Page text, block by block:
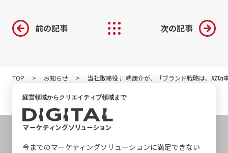
前の記事 次の記事
TOP お知らせ 当社取締役 川端康介が、「ブランド戦略は、成
経営領域からクリエイティブ領域まで
今までのマーケティングソリューションに満足できない